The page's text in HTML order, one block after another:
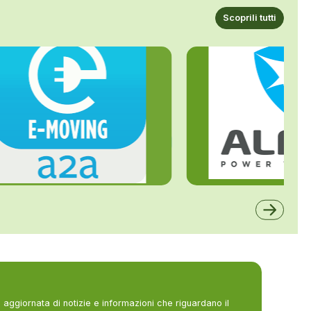
Scoprili tutti
di notizie e informazioni che riguardano il